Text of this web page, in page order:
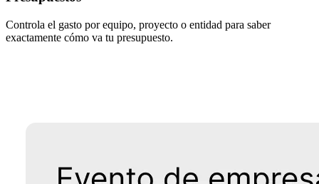
Controla el gasto por equipo, proyecto o entidad para saber
exactamente cómo va tu presupuesto.